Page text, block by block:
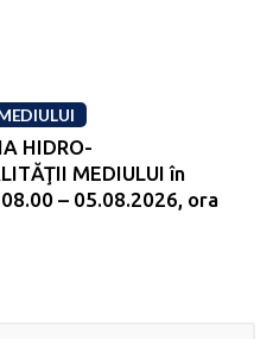
HIDRO-
MEDIULUI în
– 05.08.2026, ora